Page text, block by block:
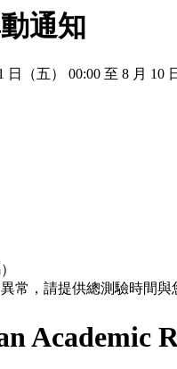
通知
（五） 00:00 至 8 月
常，請提供總測驗時間與